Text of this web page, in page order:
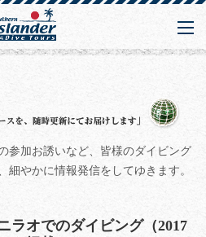
参加お誘いなど、皆様のダイビング
細やかに情報発信をしてゆきます。
ラオでのダイビング（2017